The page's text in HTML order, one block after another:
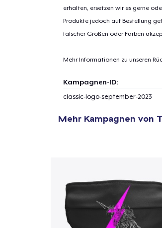
erhalten, ersetzen wir es gerne
Produkte jedoch auf Bestellung
falscher Größen oder Farben
Mehr Informationen zu unseren
Kampagnen-ID:
classic-logo-september-2023
Mehr Kampagnen von